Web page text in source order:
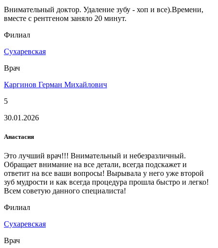
Внимательный доктор. Удаление зубу - хоп и все).Времени,
вместе с рентгеном заняло 20 минут.
Филиал
Сухаревская
Врач
Каргинов Герман Михайлович
5
30.01.2026
Анастасия
Это лучший врач!!! Внимательный и небезразличный.
Обращает внимание на все детали, всегда подскажет и
ответит на все ваши вопросы! Вырывала у него уже второй
зуб мудрости и как всегда процедура прошла быстро и легко!
Всем советую данного специалиста!
Филиал
Сухаревская
Врач